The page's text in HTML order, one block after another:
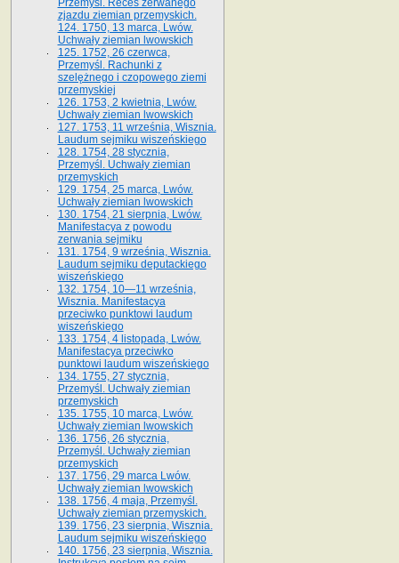
Przemyśl. Reces zerwanego
zjazdu ziemian przemyskich.
124. 1750, 13 marca, Lwów.
Uchwały ziemian lwowskich
125. 1752, 26 czerwca,
Przemyśl. Rachunki z
szelężnego i czopowego ziemi
przemyskiej
126. 1753, 2 kwietnia, Lwów.
Uchwały ziemian lwowskich
127. 1753, 11 września, Wisznia.
Laudum sejmiku wiszeńskiego
128. 1754, 28 stycznia,
Przemyśl. Uchwały ziemian
przemyskich
129. 1754, 25 marca, Lwów.
Uchwały ziemian lwowskich
130. 1754, 21 sierpnia, Lwów.
Manifestacya z powodu
zerwania sejmiku
131. 1754, 9 września, Wisznia.
Laudum sejmiku deputackiego
wiszeńskiego
132. 1754, 10—11 września,
Wisznia. Manifestacya
przeciwko punktowi laudum
wiszeńskiego
133. 1754, 4 listopada, Lwów.
Manifestacya przeciwko
punktowi laudum wiszeńskiego
134. 1755, 27 stycznia,
Przemyśl. Uchwały ziemian
przemyskich
135. 1755, 10 marca, Lwów.
Uchwały ziemian lwowskich
136. 1756, 26 stycznia,
Przemyśl. Uchwały ziemian
przemyskich
137. 1756, 29 marca Lwów.
Uchwały ziemian lwowskich
138. 1756, 4 maja, Przemyśl.
Uchwały ziemian przemyskich.
139. 1756, 23 sierpnia, Wisznia.
Laudum sejmiku wiszeńskiego
140. 1756, 23 sierpnia, Wisznia.